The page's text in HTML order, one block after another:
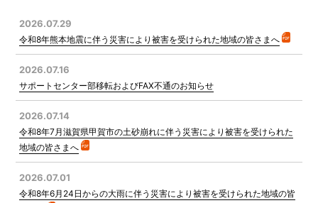
2026.07.29
令和8年熊本地震に伴う災害により被害を受けられた地域の皆さまへ
2026.07.16
サポートセンター部移転およびFAX不通のお知らせ
2026.07.14
令和8年7月滋賀県甲賀市の土砂崩れに伴う災害により被害を受けられた
地域の皆さまへ
2026.07.01
令和8年6月24日からの大雨に伴う災害により被害を受けられた地域の皆